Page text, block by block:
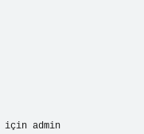
için admin